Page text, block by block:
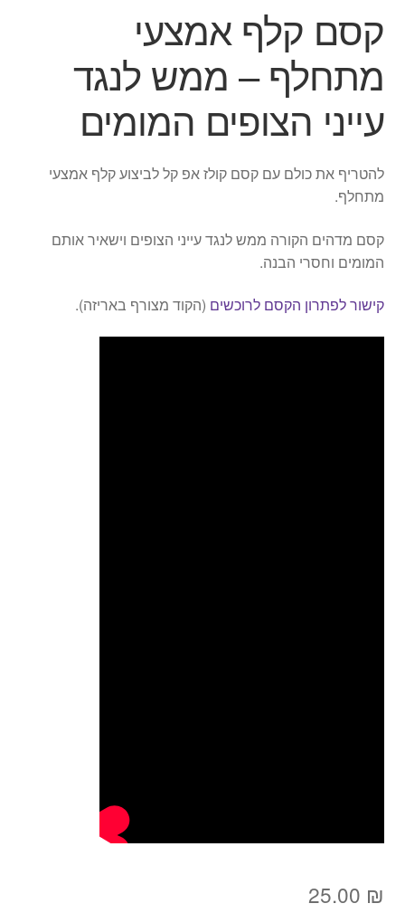
סל קניות
קסם קלף אמצעי
מתחלף – ממש לנגד
עייני הצופים המומים
להטריף את כולם עם קסם קולז אפ קל לביצוע קלף אמצעי
מתחלף.
קסם מדהים הקורה ממש לנגד עייני הצופים וישאיר אותם
המומים וחסרי הבנה.
קישור לפתרון הקסם לרוכשים (הקוד מצורף באריזה).
25.00 ₪